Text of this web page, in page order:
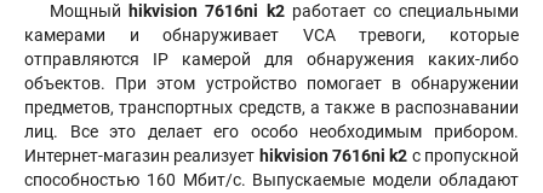
Мощный hikvision 7616ni k2 работает со специальными
камерами и обнаруживает VCA тревоги, которые
отправляются IP камерой для обнаружения каких-либо
объектов. При этом устройство помогает в обнаружении
предметов, транспортных средств, а также в распознавании
лиц. Все это делает его особо необходимым прибором.
Интернет-магазин реализует hikvision 7616ni k2 с пропускной
способностью 160 Мбит/с. Выпускаемые модели обладают